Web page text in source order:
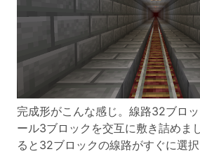
完成形がこんな感じ。線路32ブロ
ール3ブロックを交互に敷き詰めま
ると32ブロックの線路がすぐに選